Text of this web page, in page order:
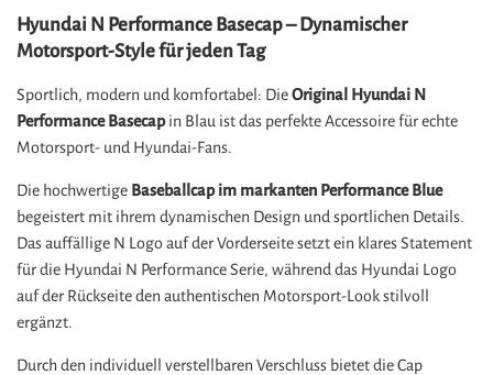
Hyundai N Performance Basecap – Dynamischer
Motorsport-Style für jeden Tag
Sportlich, modern und komfortabel: DieOriginal Hyundai N
Performance Basecapin Blau ist das perfekte Accessoire für echte
Motorsport- und Hyundai-Fans.
Die hochwertige Baseballcap im markanten Performance Blue
begeistert mit ihrem dynamischen Design und sportlichen Details.
Das auffällige N Logo auf der Vorderseite setzt ein klares Statement
für die Hyundai N Performance Serie, während das Hyundai Logo
auf der Rückseite den authentischen Motorsport-Look stilvoll
ergänzt.
Durch den individuell verstellbaren Verschluss bietet die Cap